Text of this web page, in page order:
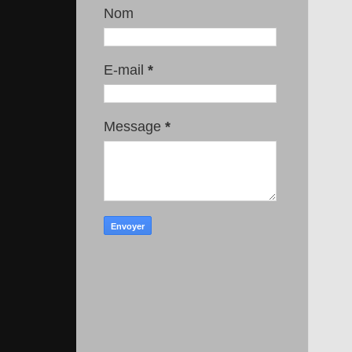
Nom
E-mail *
Message *